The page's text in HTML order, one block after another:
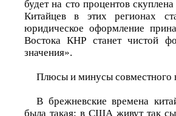
будет на сто процентов
Китайцев в этих регионах
юридическое оформление
Востока КНР станет чистой
значения».
Плюсы и минусы совместного
В брежневские времена
была такая: в США живут так